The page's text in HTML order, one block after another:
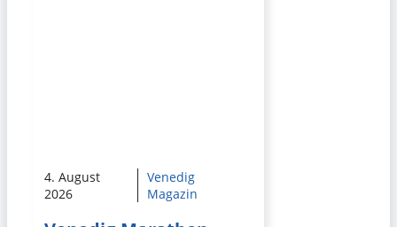
4. August
2026
Venedig
Magazin